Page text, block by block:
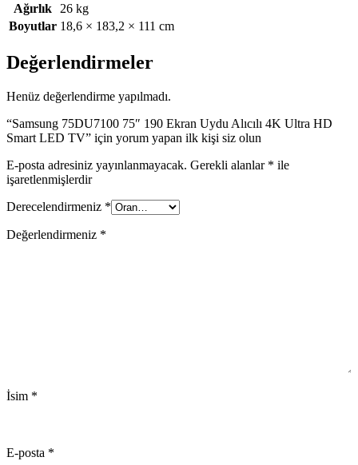
Ağırlık
26 kg
Boyutlar 18,6 × 183,2 × 111 cm
Değerlendirmeler
Henüz değerlendirme yapılmadı.
“Samsung 75DU7100 75″ 190 Ekran Uydu Alıcılı 4K Ultra HD
Smart LED TV” için yorum yapan ilk kişi siz olun
E-posta adresiniz yayınlanmayacak. Gerekli alanlar * ile
işaretlenmişlerdir
Derecelendirmeniz *
Değerlendirmeniz *
İsim *
E-posta *